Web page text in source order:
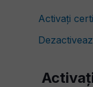
Activați